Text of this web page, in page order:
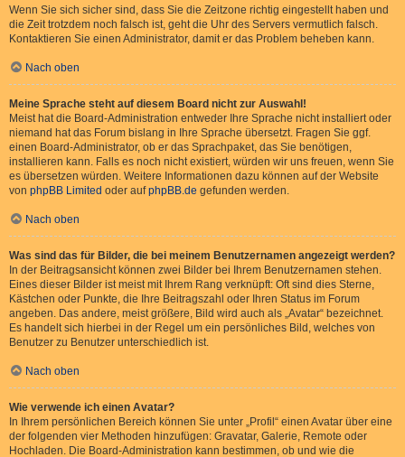
Wenn Sie sich sicher sind, dass Sie die Zeitzone richtig eingestellt haben und
die Zeit trotzdem noch falsch ist, geht die Uhr des Servers vermutlich falsch.
Kontaktieren Sie einen Administrator, damit er das Problem beheben kann.
Nach oben
Meine Sprache steht auf diesem Board nicht zur Auswahl!
Meist hat die Board-Administration entweder Ihre Sprache nicht installiert oder
niemand hat das Forum bislang in Ihre Sprache übersetzt. Fragen Sie ggf.
einen Board-Administrator, ob er das Sprachpaket, das Sie benötigen,
installieren kann. Falls es noch nicht existiert, würden wir uns freuen, wenn Sie
es übersetzen würden. Weitere Informationen dazu können auf der Website
von phpBB Limited oder aufphpBB.de gefunden werden.
Nach oben
Was sind das für Bilder, die bei meinem Benutzernamen angezeigt werden?
In der Beitragsansicht können zwei Bilder bei Ihrem Benutzernamen stehen.
Eines dieser Bilder ist meist mit Ihrem Rang verknüpft: Oft sind dies Sterne,
Kästchen oder Punkte, die Ihre Beitragszahl oder Ihren Status im Forum
angeben. Das andere, meist größere, Bild wird auch als „Avatar“ bezeichnet.
Es handelt sich hierbei in der Regel um ein persönliches Bild, welches von
Benutzer zu Benutzer unterschiedlich ist.
Nach oben
Wie verwende ich einen Avatar?
In Ihrem persönlichen Bereich können Sie unter „Profil“ einen Avatar über eine
der folgenden vier Methoden hinzufügen: Gravatar, Galerie, Remote oder
Hochladen. Die Board-Administration kann bestimmen, ob und wie die